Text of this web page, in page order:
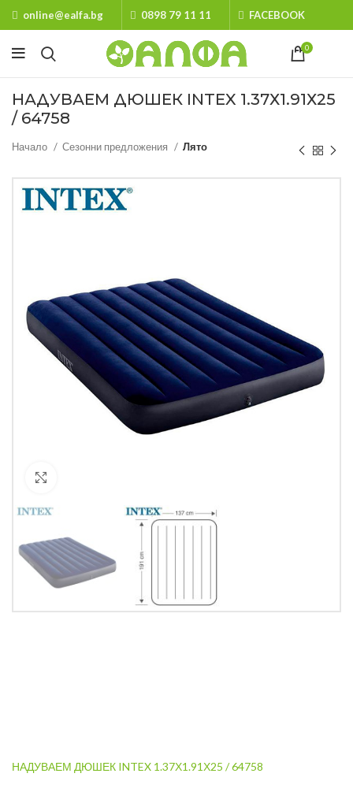
online@ealfa.bg 0898 79 11 11 FACEBOOK
0
НАДУВАЕМ ДЮШЕК INTEX 1.37Х1.91Х25
/ 64758
Начало Сезонни предложения Лято
НАДУВАЕМ ДЮШЕК INTEX 1.37Х1.91Х25 / 64758